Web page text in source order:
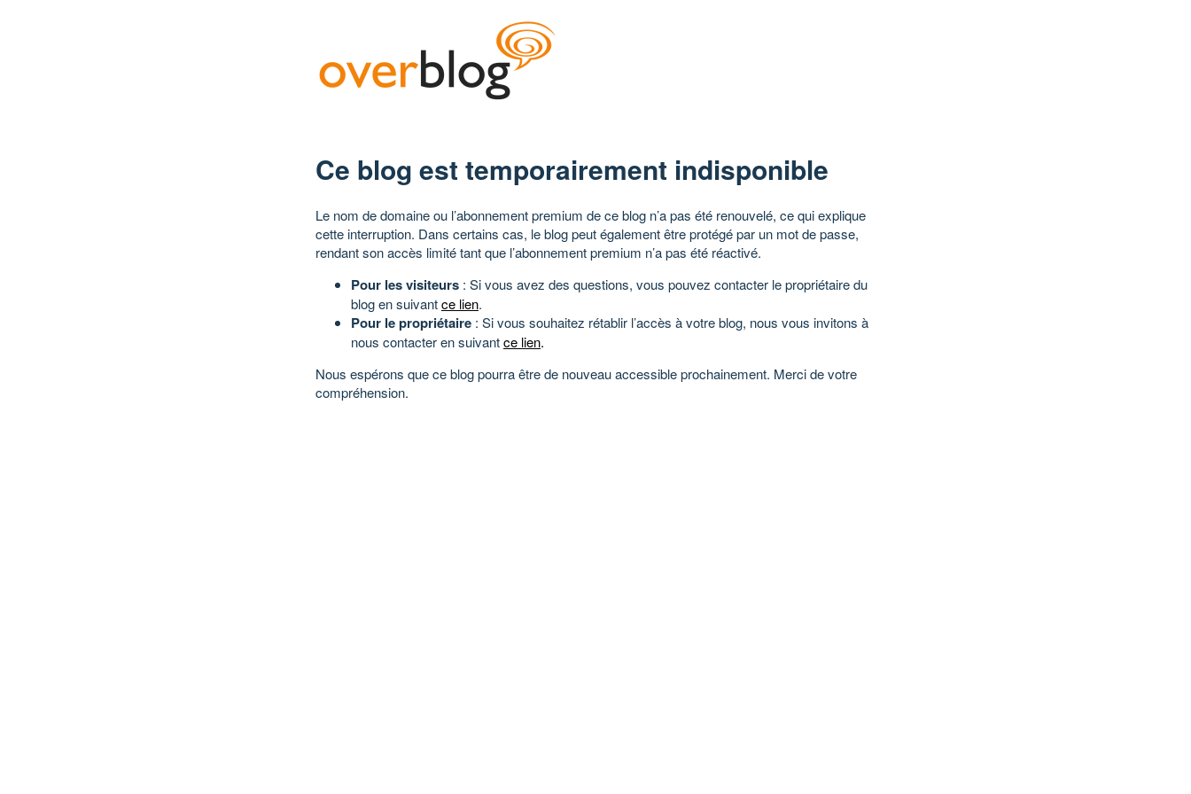
Ce blog est temporairement indisponible
Le nom de domaine ou l’abonnement premium de ce blog n’a pas été renouvelé, ce qui explique
cette interruption. Dans certains cas, le blog peut également être protégé par un mot de passe,
rendant son accès limité tant que l’abonnement premium n’a pas été réactivé.
Pour les visiteurs : Si vous avez des questions, vous pouvez contacter le propriétaire du
blog en suivantce lien.
Pour le propriétaire : Si vous souhaitez rétablir l’accès à votre blog, nous vous invitons à
nous contacter en suivantce lien.
Nous espérons que ce blog pourra être de nouveau accessible prochainement. Merci de votre
compréhension.